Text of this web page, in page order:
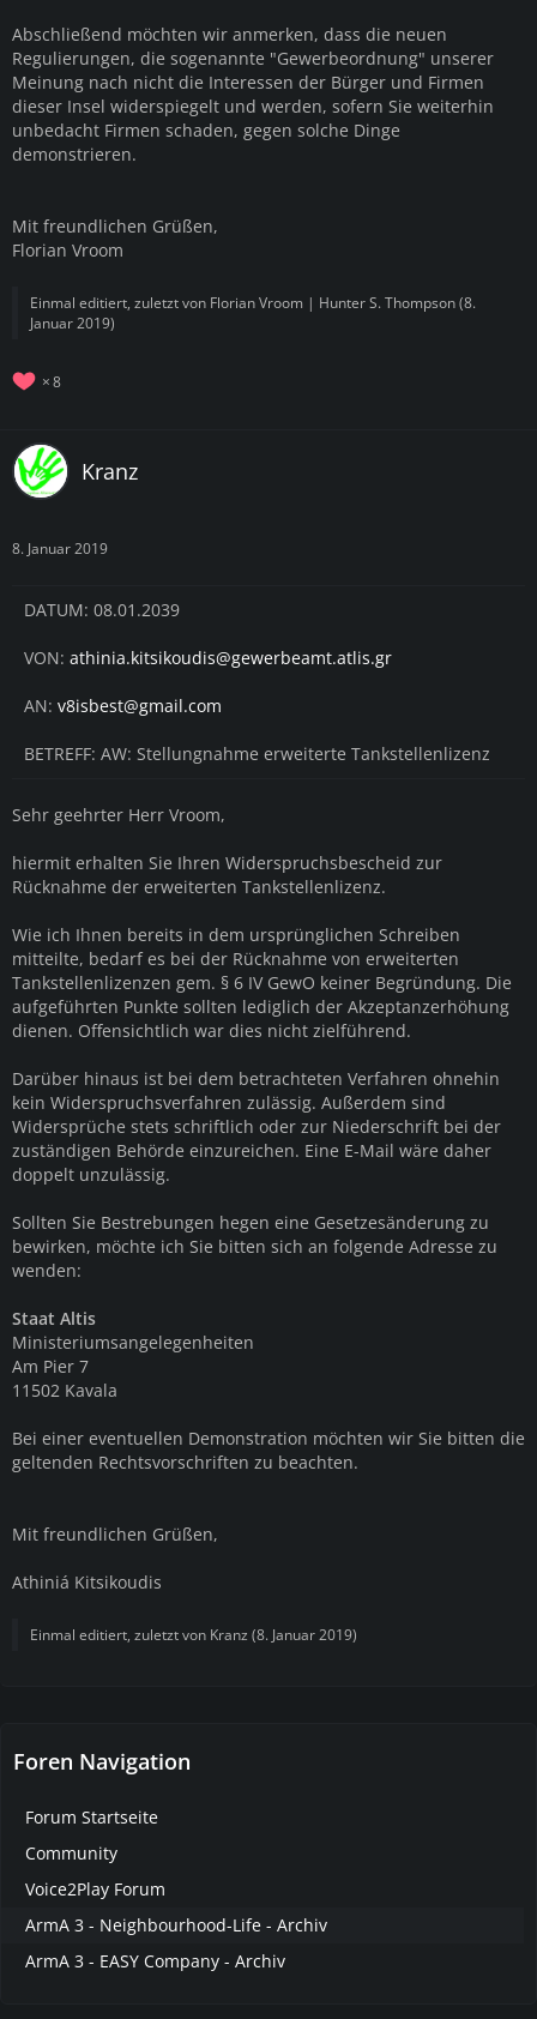
Abschließend möchten wir anmerken, dass die neuen
Regulierungen, die sogenannte "Gewerbeordnung" unserer
Meinung nach nicht die Interessen der Bürger und Firmen
dieser Insel widerspiegelt und werden, sofern Sie weiterhin
unbedacht Firmen schaden, gegen solche Dinge
demonstrieren.
Mit freundlichen Grüßen,
Florian Vroom
Einmal editiert, zuletzt von Florian Vroom | Hunter S. Thompson(8.
Januar 2019)
8
Kranz
8. Januar 2019
DATUM: 08.01.2039
VON: athinia.kitsikoudis@gewerbeamt.atlis.gr
AN: v8isbest@gmail.com
BETREFF: AW: Stellungnahme erweiterte Tankstellenlizenz
Sehr geehrter Herr Vroom,
hiermit erhalten Sie Ihren Widerspruchsbescheid zur
Rücknahme der erweiterten Tankstellenlizenz.
Wie ich Ihnen bereits in dem ursprünglichen Schreiben
mitteilte, bedarf es bei der Rücknahme von erweiterten
Tankstellenlizenzen gem. § 6 IV GewO keiner Begründung. Die
aufgeführten Punkte sollten lediglich der Akzeptanzerhöhung
dienen. Offensichtlich war dies nicht zielführend.
Darüber hinaus ist bei dem betrachteten Verfahren ohnehin
kein Widerspruchsverfahren zulässig. Außerdem sind
Widersprüche stets schriftlich oder zur Niederschrift bei der
zuständigen Behörde einzureichen. Eine E-Mail wäre daher
doppelt unzulässig.
Sollten Sie Bestrebungen hegen eine Gesetzesänderung zu
bewirken, möchte ich Sie bitten sich an folgende Adresse zu
wenden:
Staat Altis
Ministeriumsangelegenheiten
Am Pier 7
11502 Kavala
Bei einer eventuellen Demonstration möchten wir Sie bitten die
geltenden Rechtsvorschriften zu beachten.
Mit freundlichen Grüßen,
Athiniá Kitsikoudis
Einmal editiert, zuletzt von Kranz (8. Januar 2019)
Foren Navigation
Forum Startseite
Community
Voice2Play Forum
ArmA 3 - Neighbourhood-Life - Archiv
ArmA 3 - EASY Company - Archiv